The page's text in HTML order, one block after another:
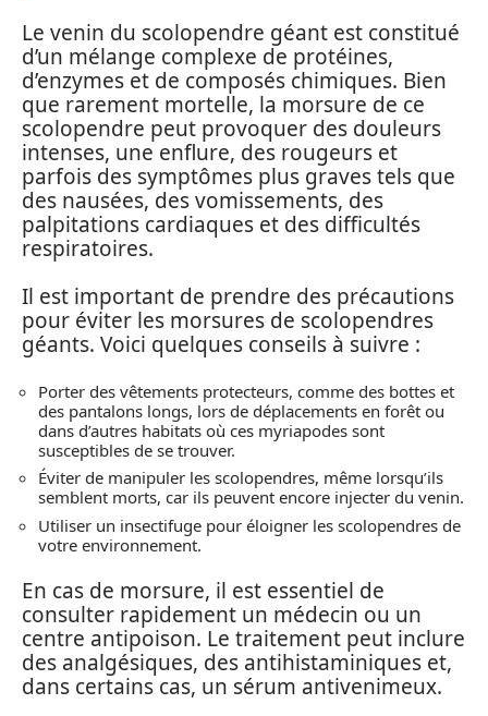
Le venin du scolopendre géant est constitué
d’un mélange complexe de protéines,
d’enzymes et de composés chimiques. Bien
que rarement mortelle, la morsure de ce
scolopendre peut provoquer des douleurs
intenses, une enflure, des rougeurs et
parfois des symptômes plus graves tels que
des nausées, des vomissements, des
palpitations cardiaques et des difficultés
respiratoires.
Il est important de prendre des précautions
pour éviter les morsures de scolopendres
géants. Voici quelques conseils à suivre :
Porter des vêtements protecteurs, comme des bottes et
des pantalons longs, lors de déplacements en forêt ou
dans d’autres habitats où ces myriapodes sont
susceptibles de se trouver.
Éviter de manipuler les scolopendres, même lorsqu’ils
semblent morts, car ils peuvent encore injecter du venin.
Utiliser un insectifuge pour éloigner les scolopendres de
votre environnement.
En cas de morsure, il est essentiel de
consulter rapidement un médecin ou un
centre antipoison. Le traitement peut inclure
des analgésiques, des antihistaminiques et,
dans certains cas, un sérum antivenimeux.